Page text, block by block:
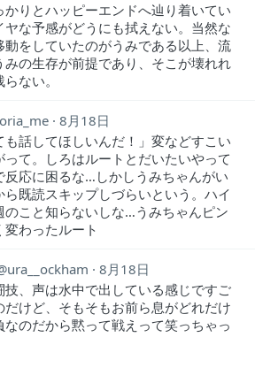
かりとハッピーエンドへ辿り着いてい
ヤな予感がどうにも拭えない。当然な
動をしていたのがうみである以上、流
みの生存が前提であり、そこが壊れれ
ない。
8月18日
も話してほしいんだ！」変などすこい
って。しろはルートとだいたいやって
反応に困るな…しかしうみちゃんがい
ら既読スキップしづらいという。ハイ
のこと知らないしな…うみちゃんピン
わったルート
ura__ockham
8月18日
技、声は水中で出している感じですご
だけど、そもそもお前ら息がどれだけ
なのだから黙って戦えって笑っちゃっ